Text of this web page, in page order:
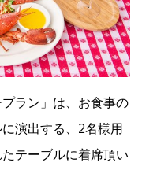
ラン」は、お食事の
演出する、2名様用
テーブルに着席頂い